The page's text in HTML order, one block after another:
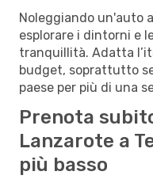
Noleggiando un'auto
esplorare i dintorni e
tranquillità. Adatta
budget, soprattutto
paese per più di una
Prenota
Lanzarote a
più basso